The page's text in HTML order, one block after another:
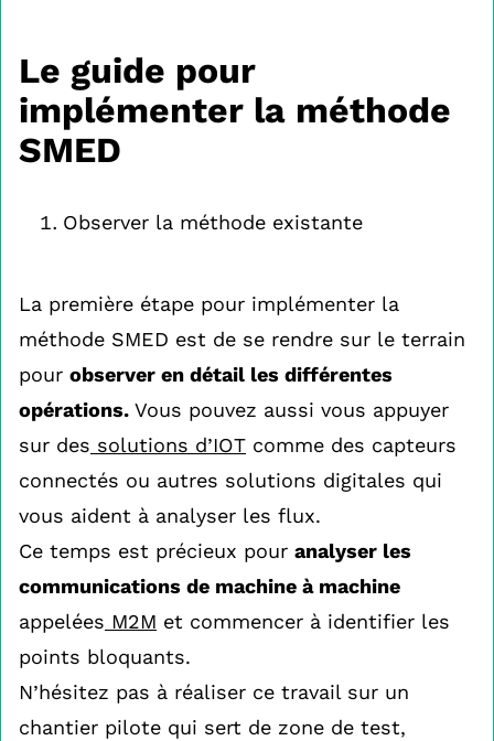
Le guide pour
implémenter la méthode
SMED
Observer la méthode existante
La première étape pour implémenter la
méthode SMED est de se rendre sur le terrain
pour observer en détail les différentes
opérations. Vous pouvez aussi vous appuyer
sur des solutions d’IOT comme des capteurs
connectés ou autres solutions digitales qui
vous aident à analyser les flux.
Ce temps est précieux pour analyser les
communications de machine à machine
appelées M2M et commencer à identifier les
points bloquants.
N’hésitez pas à réaliser ce travail sur un
chantier pilote qui sert de zone de test,